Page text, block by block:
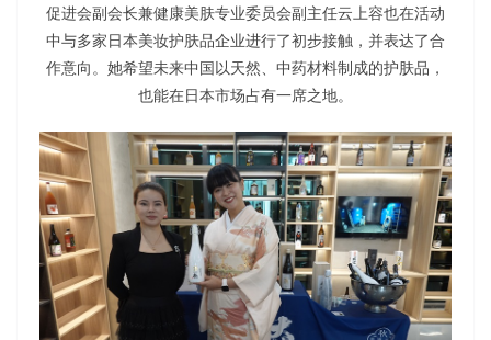
促进会副会长兼健康美肤专业委员会副主任云上容也在活动
中与多家日本美妆护肤品企业进行了初步接触，并表达了合
作意向。她希望未来中国以天然、中药材料制成的护肤品，
也能在日本市场占有一席之地。